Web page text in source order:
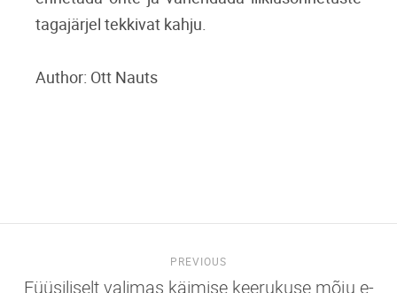
tagajärjel tekkivat kahju.
Author: Ott Nauts
PREVIOUS
Füüsiliselt valimas käimise keerukuse mõju e-